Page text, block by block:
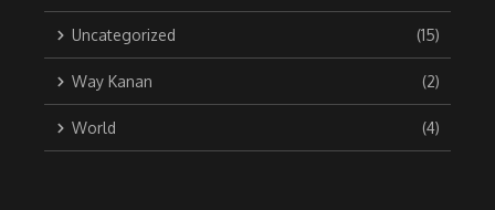
Uncategorized (15)
Way Kanan (2)
World (4)